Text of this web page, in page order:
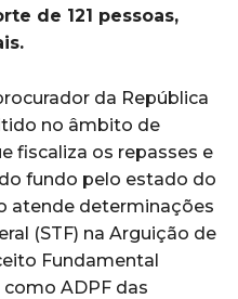
de 121 pessoas,
da República
no âmbito de
fiscaliza os repasses e
fundo pelo estado do
atende determinações
(STF) na Arguição de
Fundamental
como ADPF das